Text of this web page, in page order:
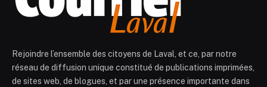
Rejoindre l’ensemble des citoyens de Laval, et ce, par notre
réseau de diffusion unique constitué de publications imprimées,
de sites web, de blogues, et par une présence importante dans